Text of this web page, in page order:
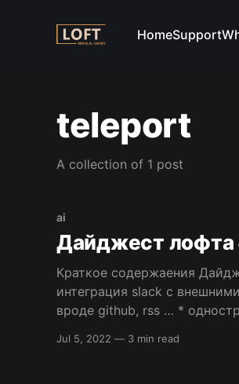
HomeSupport
teleport
A collection of 1 post
ai
Дайджест лофта
Краткое содержаения
интеграция slack с
вроде github, rss … * одностраничное
локального и тестового
Jul 5, 2022 — 3 min read